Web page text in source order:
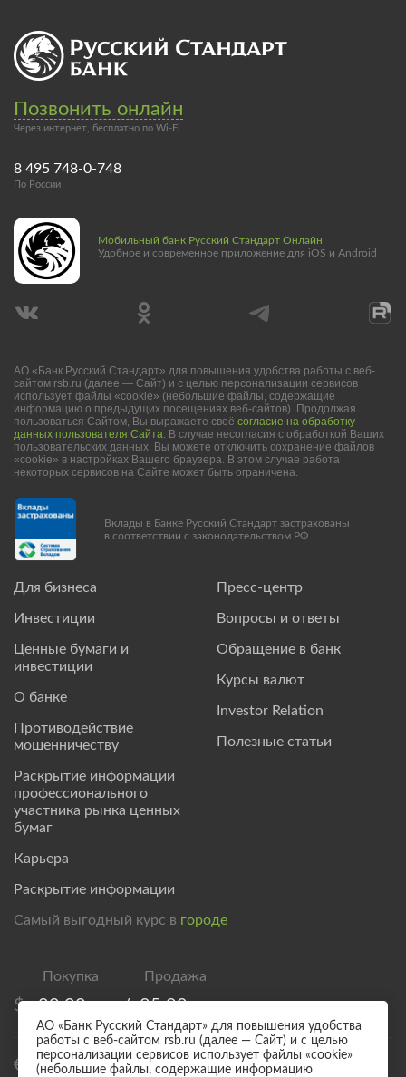
Позвонить онлайн
Через интернет, бесплатно по Wi-Fi
8 495 748-0-748
По России
Для бизнеса
Инвестиции
Ценные бумаги и
инвестиции
О банке
Противодействие
мошенничеству
Раскрытие информации
профессионального
участника рынка ценных
бумаг
Карьера
Раскрытие информации
Пресс-центр
Вопросы и ответы
Обращение в банк
Курсы валют
Investor Relation
Полезные статьи
Мобильный банк Русский Стандарт Онлайн
Удобное и современное приложение для iOS и Android
АО «Банк Русский Стандарт» для повышения удобства работы с веб-
сайтом rsb.ru (далее — Сайт) и с целью персонализации сервисов
использует файлы «cookie» (небольшие файлы, содержащие
информацию о предыдущих посещениях веб-сайтов). Продолжая
пользоваться Сайтом, Вы выражаете своё согласие на обработку
данных пользователя Сайта. В случае несогласия с обработкой Ваших
пользовательских данных Вы можете отключить сохранение файлов
«cookie» в настройках Вашего браузера. В этом случае работа
некоторых сервисов на Сайте может быть ограничена.
Вклады в Банке Русский Стандарт застрахованы
в соответствии с законодательством РФ
Самый выгодный курс в городе
$ 80,00 / 85,00
€ 92,50 / 97,50
АО «Банк Русский Стандарт» для повышения удобства
работы с веб-сайтом rsb.ru (далее — Сайт) и с целью
персонализации сервисов использует файлы «cookie»
(небольшие файлы, содержащие информацию